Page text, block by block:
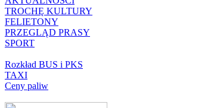
TROCHĘ KULTURY
FELIETONY
PRZEGLĄD PRASY
SPORT
Rozkład BUS i PKS
TAXI
Ceny paliw